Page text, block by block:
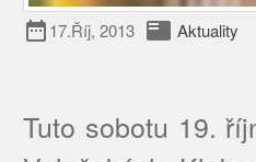
date_range17.Říj, 2013 featured_play_list Aktuality
Tuto sobotu 19.